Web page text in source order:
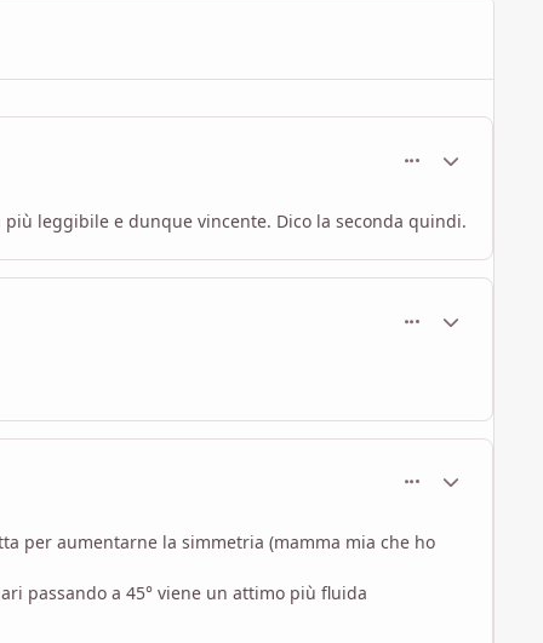
leggibile e dunque vincente. Dico la seconda quindi.
per aumentarne la simmetria (mamma mia che ho
passando a 45° viene un attimo più fluida